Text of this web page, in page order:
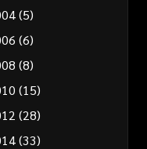
(5)
(6)
(8)
(15)
(28)
(33)